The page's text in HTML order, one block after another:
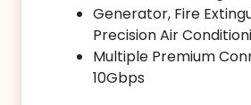
Generator, Fire
Precision Air
Multiple Premium
10Gbps